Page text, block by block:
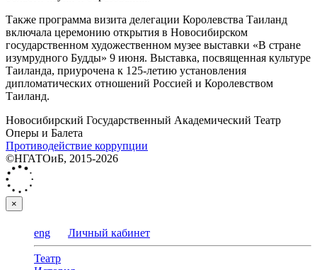
Также программа визита делегации Королевства Таиланд
включала церемонию открытия в Новосибирском
государственном художественном музее выставки «В стране
изумрудного Будды» 9 июня. Выставка, посвященная культуре
Таиланда, приурочена к 125-летию установления
дипломатических отношений Россией и Королевством
Таиланд.
Новосибирский Государственный Академический Театр
Оперы и Балета
Противодействие коррупции
©НГАТОиБ, 2015-2026
×
eng Личный кабинет
Театр